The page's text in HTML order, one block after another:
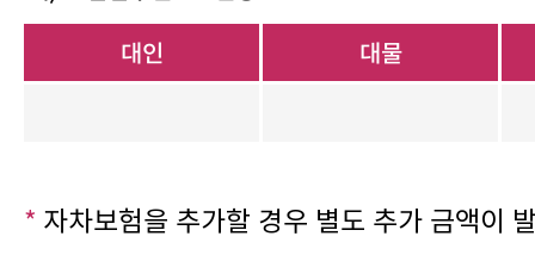
및 휴차료 별도적용)
대인 대물
* 자차보험을 추가할 경우 별도 추가 금액이